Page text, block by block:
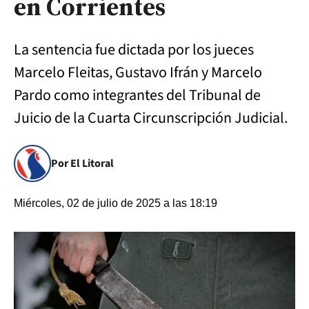
La sentencia fue dictada por los jueces
Marcelo Fleitas, Gustavo Ifrán y Marcelo
Pardo como integrantes del Tribunal de
Juicio de la Cuarta Circunscripción Judicial.
Por El Litoral
Miércoles, 02 de julio de 2025 a las 18:19